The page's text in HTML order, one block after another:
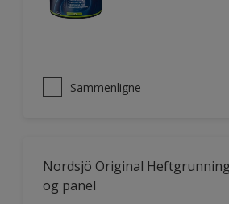
Sammenligne
Nordsjö Original
og panel